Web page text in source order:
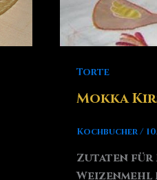
Torte
Mokka
Kochbucher/
Zutaten für
Weizenmehl